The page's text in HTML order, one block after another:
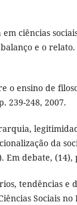
em ciências
e o
o ensino de
239-248, 2007.
da
Em debate, (14),
tendências e
Sociais